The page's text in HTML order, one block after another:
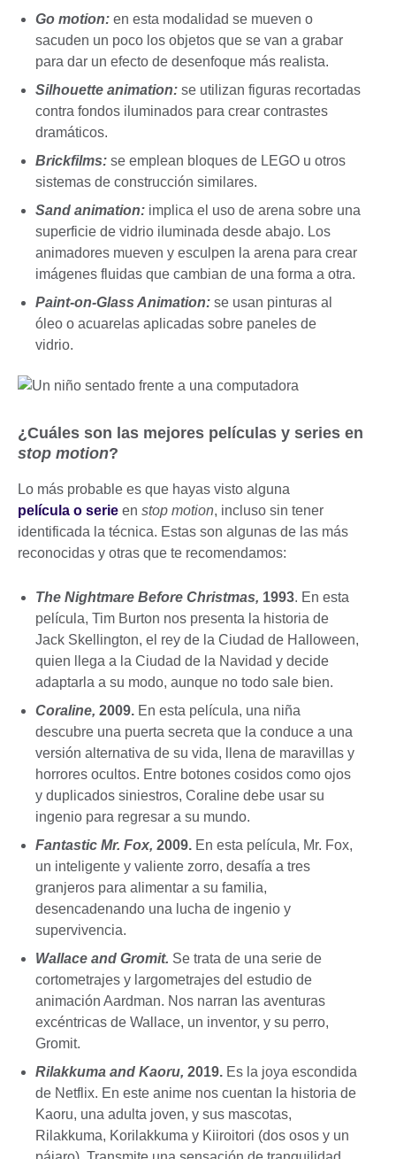
Go motion: en esta modalidad se mueven o
sacuden un poco los objetos que se van a grabar
para dar un efecto de desenfoque más realista.
Silhouette animation: se utilizan figuras recortadas
contra fondos iluminados para crear contrastes
dramáticos.
Brickfilms: se emplean bloques de LEGO u otros
sistemas de construcción similares.
Sand animation: implica el uso de arena sobre una
superficie de vidrio iluminada desde abajo. Los
animadores mueven y esculpen la arena para crear
imágenes fluidas que cambian de una forma a otra.
Paint-on-Glass Animation: se usan pinturas al
óleo o acuarelas aplicadas sobre paneles de
vidrio.
¿Cuáles son las mejores películas y series en
stop motion?
Lo más probable es que hayas visto alguna
película o serie en stop motion, incluso sin tener
identificada la técnica. Estas son algunas de las más
reconocidas y otras que te recomendamos:
The Nightmare Before Christmas, 1993. En esta
película, Tim Burton nos presenta la historia de
Jack Skellington, el rey de la Ciudad de Halloween,
quien llega a la Ciudad de la Navidad y decide
adaptarla a su modo, aunque no todo sale bien.
Coraline, 2009. En esta película, una niña
descubre una puerta secreta que la conduce a una
versión alternativa de su vida, llena de maravillas y
horrores ocultos. Entre botones cosidos como ojos
y duplicados siniestros, Coraline debe usar su
ingenio para regresar a su mundo.
Fantastic Mr. Fox, 2009. En esta película, Mr. Fox,
un inteligente y valiente zorro, desafía a tres
granjeros para alimentar a su familia,
desencadenando una lucha de ingenio y
supervivencia.
Wallace and Gromit. Se trata de una serie de
cortometrajes y largometrajes del estudio de
animación Aardman. Nos narran las aventuras
excéntricas de Wallace, un inventor, y su perro,
Gromit.
Rilakkuma and Kaoru, 2019. Es la joya escondida
de Netflix. En este anime nos cuentan la historia de
Kaoru, una adulta joven, y sus mascotas,
Rilakkuma, Korilakkuma y Kiiroitori (dos osos y un